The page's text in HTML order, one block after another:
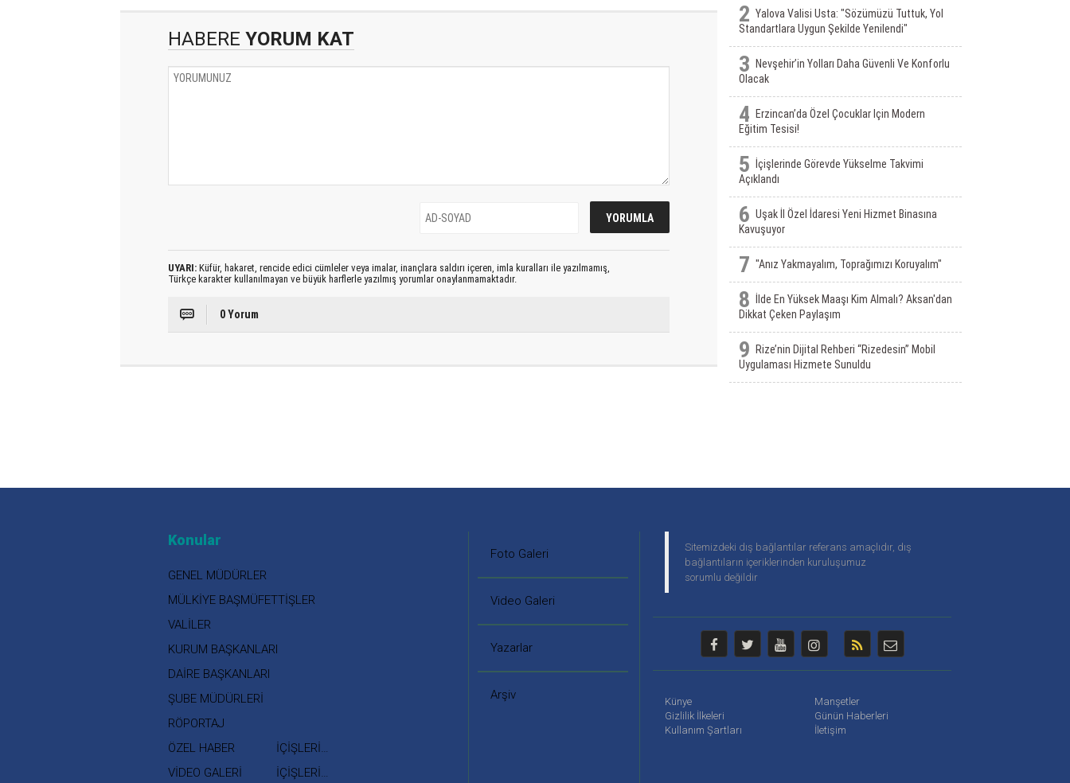
HABERE YORUM KAT
UYARI:Küfür, hakaret, rencide edici cümleler veya imalar, inançlara saldırı içeren, imla kuralları ile yazılmamış,
Türkçe karakter kullanılmayan ve büyük harflerle yazılmış yorumlar onaylanmamaktadır.
0 Yorum
2 Yalova Valisi Usta: "Sözümüzü Tuttuk, Yol
Standartlara Uygun Şekilde Yenilendi"
3
Nevşehir’in Yolları Daha Güvenli Ve Konforlu
Olacak
4
Erzincan’da Özel Çocuklar Için Modern
Eğitim Tesisi!
5
İçişlerinde Görevde Yükselme Takvimi
Açıklandı
6 Uşak İl Özel İdaresi Yeni Hizmet Binasına
Kavuşuyor
7 "Anız Yakmayalım, Toprağımızı Koruyalım"
8
İlde En Yüksek Maaşı Kim Almalı? Aksan'dan
Dikkat Çeken Paylaşım
9
Rize’nin Dijital Rehberi “Rizedesin” Mobil
Uygulaması Hizmete Sunuldu
Sitemizdeki dış bağlantılar referans amaçlıdır, dış
bağlantıların içeriklerinden kuruluşumuz
sorumlu değildir
Künye
Gizlilik İlkeleri
Kullanım Şartları
Manşetler
Günün Haberleri
İletişim
Foto Galeri
Video Galeri
Yazarlar
Arşiv
Konular
GENEL MÜDÜRLER
MÜLKİYE BAŞMÜFETTİŞLER
VALİLER
KURUM BAŞKANLARI
DAİRE BAŞKANLARI
ŞUBE MÜDÜRLERİ
RÖPORTAJ
ÖZEL HABER
VİDEO GALERİ
İÇİŞLERİ
BAKANI
İÇİŞLERİ